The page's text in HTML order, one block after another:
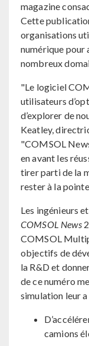
magazine
Cette
organisations
numérique pour
nombreux
"Le logiciel
utilisateurs
d’explorer de
Keatley,
"COMSOL
en avant les
tirer parti de la
rester à la
Les ingénieurs
COMSOL News
COMSOL
objectifs de
la R&D et
de ce numéro
simulation leur
camions